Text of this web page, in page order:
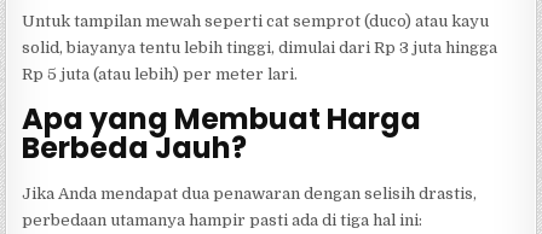
Untuk tampilan mewah seperti cat semprot (duco) atau kayu
solid, biayanya tentu lebih tinggi, dimulai dari Rp 3 juta hingga
Rp 5 juta (atau lebih) per meter lari.
Apa yang Membuat Harga
Berbeda Jauh?
Jika Anda mendapat dua penawaran dengan selisih drastis,
perbedaan utamanya hampir pasti ada di tiga hal ini: